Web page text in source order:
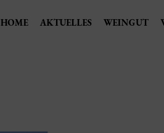
HOME AKTUELLES WEINGUT